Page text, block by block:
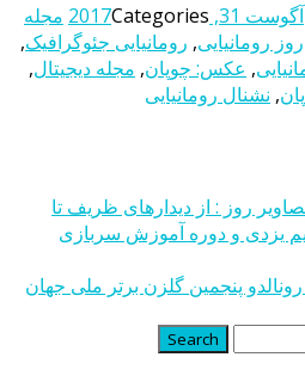
آگوست 31, 2017 Categories
مجله
روز رومانیایی, رومانیایی جئوگرافیک,
, عکس: چوپان, مجله دیجیتال,
, نشنال رومانیایی
روز : از دیدارهای ظریف تا
یزدی و دوره آموزش سربازی
رونالدو پنجمین گلزن برتر ملی جهان
Search